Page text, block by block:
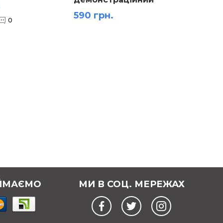
0 590 грн.
МИ В СОЦ. МЕРЕЖАХ